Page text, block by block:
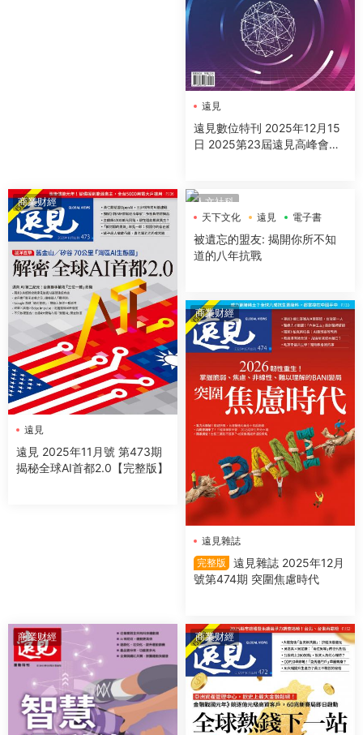
遠見
遠見數位特刊 2025年12月15
日 2025第23屆遠見高峰會精
商業财經
遠見
遠見 2025年11月號 第473期
揭秘全球AI首都2.0【完整版】
人文社科
天下文化
遠見 電子書
被遺忘的盟友: 揭開你所不知
道的八年抗戰
商業财經
遠見雜誌
完整版
遠見雜誌 2025年12月
號第474期 突圍焦慮時代
商業财經 商業财經